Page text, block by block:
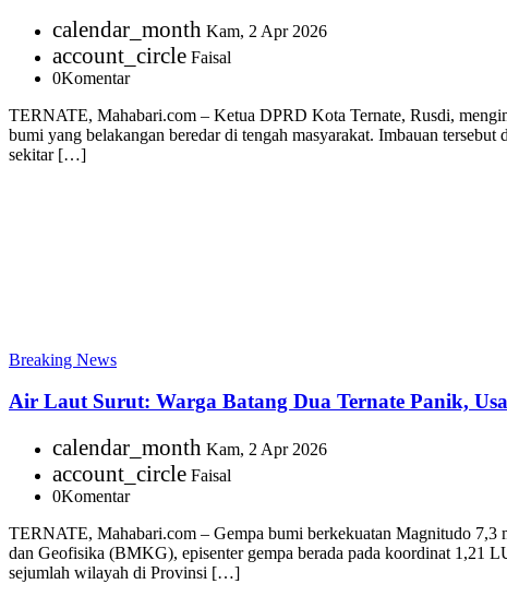
calendar_month Kam, 2 Apr 2026
account_circle Faisal
0Komentar
TERNATE, Mahabari.com – Ketua DPRD Kota Ternate, Rusdi,
bumi yang belakangan beredar di tengah masyarakat. Imbauan
sekitar […]
Breaking News
Air Laut Surut: Warga Batang Dua Ternate Panik,
calendar_month Kam, 2 Apr 2026
account_circle Faisal
0Komentar
TERNATE, Mahabari.com – Gempa bumi berkekuatan Magnitudo
dan Geofisika (BMKG), episenter gempa berada pada koordinat 1,21
sejumlah wilayah di Provinsi […]